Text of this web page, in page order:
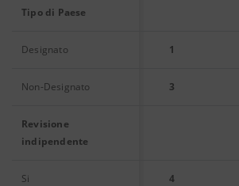
Tipo di Paese
Designato 1
Non-Designato 3
Revisione
indipendente
Si 4